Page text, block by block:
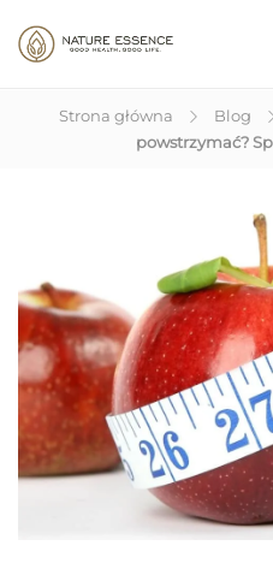
Strona główna Blog
powstrzymać?